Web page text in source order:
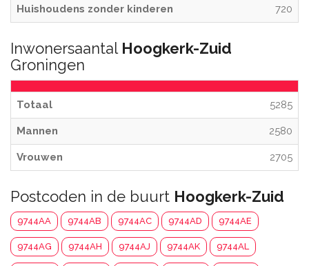
Huishoudens zonder kinderen 720
Inwonersaantal Hoogkerk-Zuid
Groningen
Totaal 5285
Mannen 2580
Vrouwen 2705
Postcoden in de buurt Hoogkerk-Zuid
9744AA 9744AB 9744AC 9744AD 9744AE
9744AG 9744AH 9744AJ 9744AK 9744AL